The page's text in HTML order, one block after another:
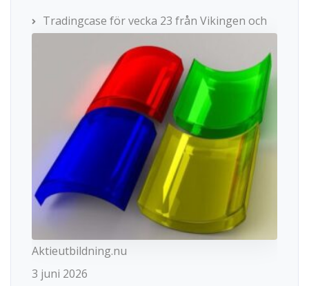
Tradingcase för vecka 23 från Vikingen och
Aktieutbildning.nu
3 juni 2026